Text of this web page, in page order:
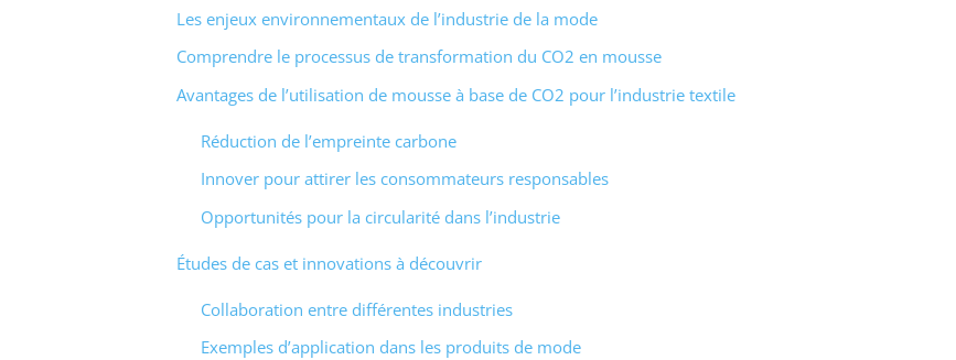
Les enjeux environnementaux de l’industrie de la mode
Comprendre le processus de transformation du CO2 en mousse
Avantages de l’utilisation de mousse à base de CO2 pour l’industrie textile
Réduction de l’empreinte carbone
Innover pour attirer les consommateurs responsables
Opportunités pour la circularité dans l’industrie
Études de cas et innovations à découvrir
Collaboration entre différentes industries
Exemples d’application dans les produits de mode